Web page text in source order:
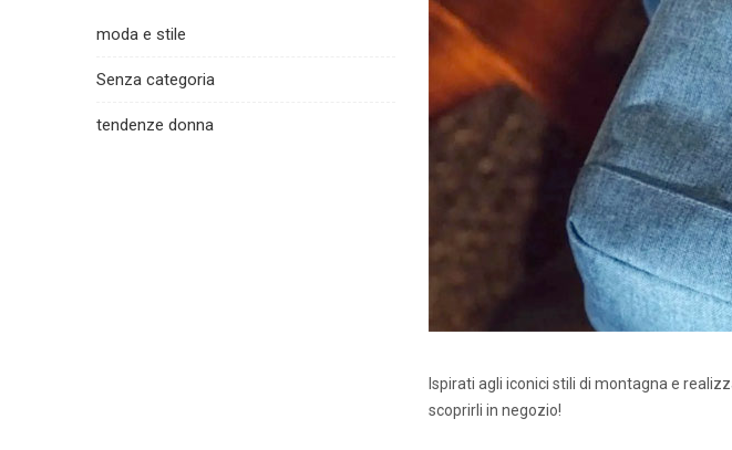
Ispirati agli iconici stili di montagna e
scoprirli in negozio!
moda e stile
Senza categoria
tendenze donna